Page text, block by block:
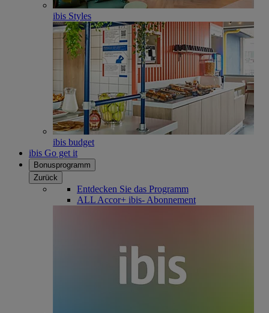
ibis Styles
ibis budget
ibis Go get it
Bonusprogramm
Zurück
Entdecken Sie das Programm
ALL Accor+ ibis- Abonnement